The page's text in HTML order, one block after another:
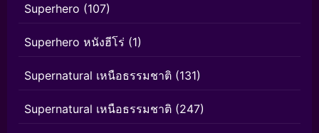
Superhero (107)
Superhero หนังฮีโร่ (1)
Supernatural เหนือธรรมชาติ (131)
Supernatural เหนือธรรมชาติ (247)